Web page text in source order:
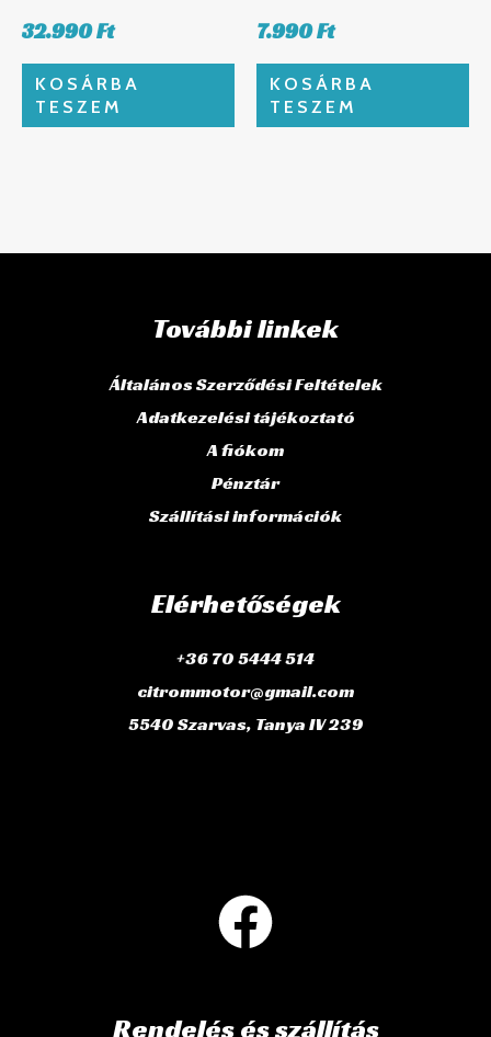
32.990Ft
KOSÁRBA
TESZEM
7.990Ft
KOSÁRBA
TESZEM
További linkek
Általános Szerződési Feltételek
Adatkezelési tájékoztató
A fiókom
Pénztár
Szállítási információk
Elérhetőségek
+36 70 5444 514
citrommotor@gmail.com
5540 Szarvas, Tanya IV 239
Rendelés és szállítás